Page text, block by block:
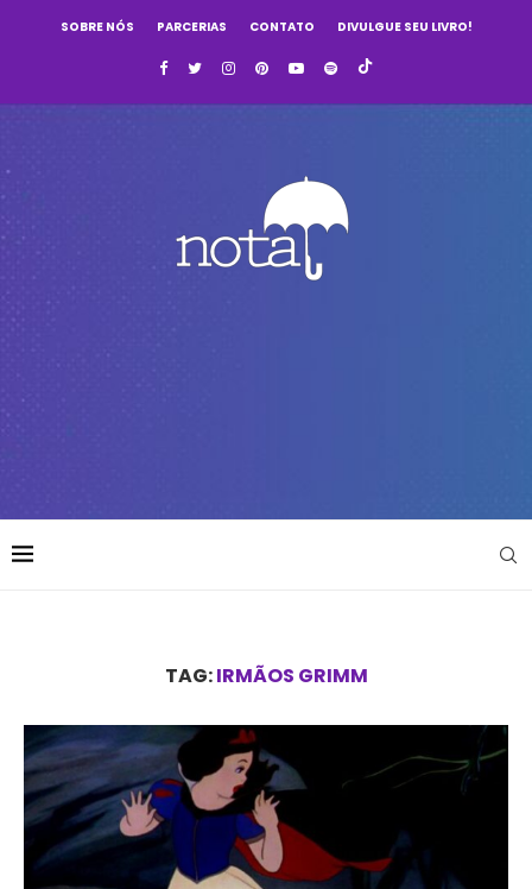
SOBRE NÓS PARCERIAS CONTATO DIVULGUE SEU LIVRO!
TAG:IRMÃOS GRIMM